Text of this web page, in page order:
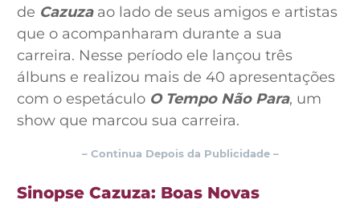
de Cazuzaao lado de seus amigos e artistas
que o acompanharam durante a sua
carreira. Nesse período ele lançou três
álbuns e realizou mais de 40 apresentações
com o espetáculo O Tempo Não Para, um
show que marcou sua carreira.
– Continua Depois da Publicidade –
Sinopse Cazuza: Boas Novas